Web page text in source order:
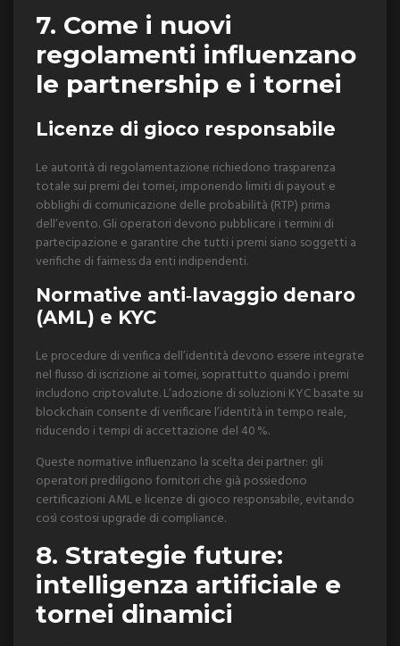
7. Come i nuovi
regolamenti influenzano
le partnership e i tornei
Licenze di gioco responsabile
Le autorità di regolamentazione richiedono trasparenza
totale sui premi dei tornei, imponendo limiti di payout e
obblighi di comunicazione delle probabilità (RTP) prima
dell’evento. Gli operatori devono pubblicare i termini di
partecipazione e garantire che tutti i premi siano soggetti a
verifiche di fairness da enti indipendenti.
Normative anti‑lavaggio denaro
(AML) e KYC
Le procedure di verifica dell’identità devono essere integrate
nel flusso di iscrizione ai tornei, soprattutto quando i premi
includono criptovalute. L’adozione di soluzioni KYC basate su
blockchain consente di verificare l’identità in tempo reale,
riducendo i tempi di accettazione del 40 %.
Queste normative influenzano la scelta dei partner: gli
operatori prediligono fornitori che già possiedono
certificazioni AML e licenze di gioco responsabile, evitando
così costosi upgrade di compliance.
8. Strategie future:
intelligenza artificiale e
tornei dinamici